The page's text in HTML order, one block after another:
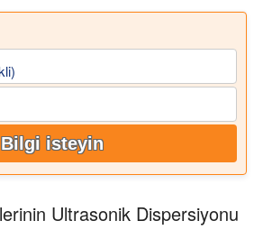
Bilgi isteyin
Ultrasonik Dispersiyonu